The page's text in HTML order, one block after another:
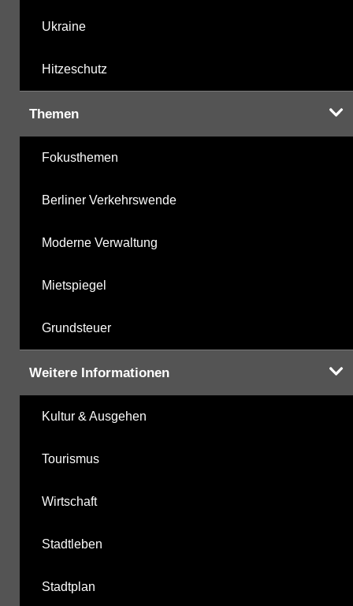
Ukraine
Hitzeschutz
Themen
Fokusthemen
Berliner Verkehrswende
Moderne Verwaltung
Mietspiegel
Grundsteuer
Weitere Informationen
Kultur & Ausgehen
Tourismus
Wirtschaft
Stadtleben
Stadtplan